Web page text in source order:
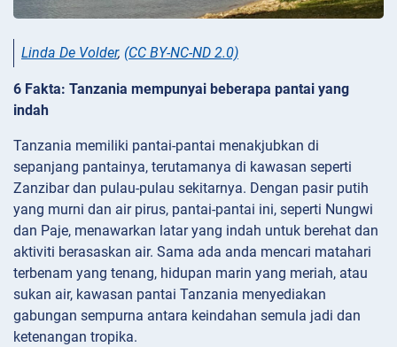
Linda De Volder, (CC BY-NC-ND 2.0)
6 Fakta: Tanzania mempunyai beberapa pantai yang
indah
Tanzania memiliki pantai-pantai menakjubkan di
sepanjang pantainya, terutamanya di kawasan seperti
Zanzibar dan pulau-pulau sekitarnya. Dengan pasir putih
yang murni dan air pirus, pantai-pantai ini, seperti Nungwi
dan Paje, menawarkan latar yang indah untuk berehat dan
aktiviti berasaskan air. Sama ada anda mencari matahari
terbenam yang tenang, hidupan marin yang meriah, atau
sukan air, kawasan pantai Tanzania menyediakan
gabungan sempurna antara keindahan semula jadi dan
ketenangan tropika.